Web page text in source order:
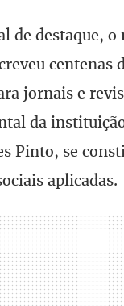
de destaque,
centenas
jornais e
da
Pinto, se
aplicadas.